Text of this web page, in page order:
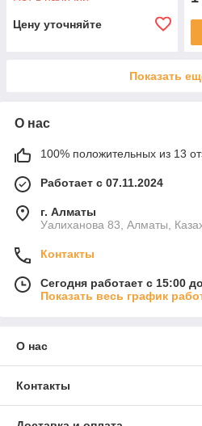
Цену уточняйте
Показать
О нас
100% положительных из 13
Работает с 07.11.2024
г. Алматы
Уалиханова 83, Алматы,
Контакты
Сегодня работает с 15:00
Показать весь график
О нас
Контакты